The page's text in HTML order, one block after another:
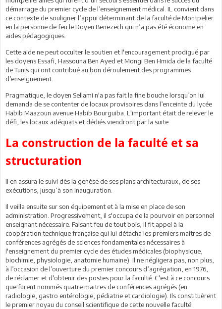
démarrage du premier cycle de l’enseignement médical. IL convient dans
ce contexte de souligner l’appui déterminant de la faculté de Montpelier
en la personne de feu le Doyen Benezech qui n’a pas été économe en
aides pédagogiques.
Cette aide ne peut occulter le soutien et l'encouragement prodigué par
les doyens Essafi, Hassouna Ben Ayed et Mongi Ben Hmida de la faculté
de Tunis qui ont contribué au bon déroulement des programmes
d’enseignement.
Pragmatique, le doyen Sellami n'a pas fait la fine bouche lorsqu’on lui
demanda de se contenter de locaux provisoires dans l’enceinte du lycée
Habib Maazoun avenue Habib Bourguiba. L'important était de relever le
défi, les locaux adéquats et dédiés viendront par la suite.
La construction de la faculté et sa
structuration
Il en assura le suivi dès la genèse de ses plans architecturaux, de ses
exécutions, jusqu’à son inauguration.
Il veilla ensuite sur son équipement et à la mise en place de son
administration. Progressivement, il s'occupa de la pourvoir en personnel
enseignant nécessaire. Faisant feu de tout bois, il fit appel à la
coopération technique française qui lui détacha les premiers maitres de
conférences agrégés de sciences fondamentales nécessaires à
l'enseignement du premier cycle des études médicales (biophysique,
biochimie, physiologie, anatomie humaine). Il ne négligera pas, non plus,
à l’occasion de l’ouverture du premier concours d’agrégation, en 1976,
de réclamer et d'obtenir des postes pour la faculté. C'est à ce concours
que furent nommés quatre maitres de conférences agrégés (en
radiologie, gastro entérologie, pédiatrie et cardiologie). Ils constituèrent
le premier noyau du conseil scientifique de cette nouvelle faculté.